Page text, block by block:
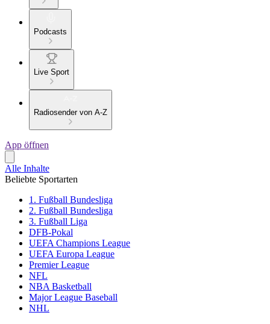
Podcasts
Live Sport
Radiosender von A-Z
App öffnen
Alle Inhalte
Beliebte Sportarten
1. Fußball Bundesliga
2. Fußball Bundesliga
3. Fußball Liga
DFB-Pokal
UEFA Champions League
UEFA Europa League
Premier League
NFL
NBA Basketball
Major League Baseball
NHL